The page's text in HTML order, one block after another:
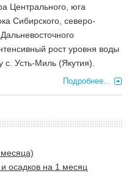
Центрального, юга
Сибирского, северо-
рост уровня воды
Усть-Миль (Якутия).
Подробнее...
осадков на 1 месяц